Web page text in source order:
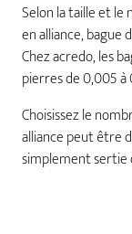
Selon la taille et
en alliance, bague
Chez acredo, les
pierres de 0,005 à
Choisissez le
alliance peut être
simplement sertie